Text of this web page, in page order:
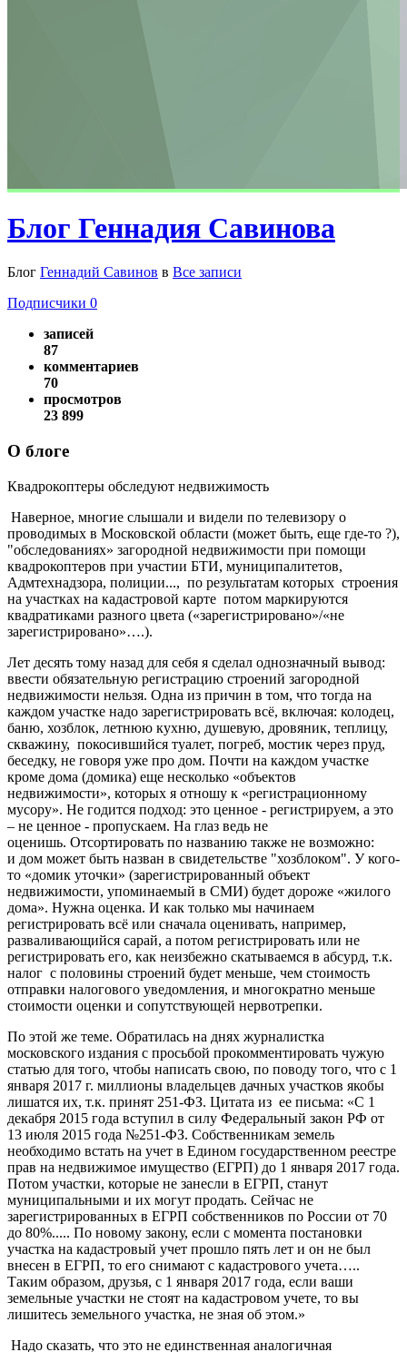
Блог Геннадия Савинова
Блог Геннадий Савинов в Все записи
Подписчики 0
записей
87
комментариев
70
просмотров
23 899
О блоге
Квадрокоптеры обследуют недвижимость
Наверное, многие слышали и видели по телевизору о
проводимых в Московской области (может быть, еще где-то ?),
"обследованиях» загородной недвижимости при помощи
квадрокоптеров при участии БТИ, муниципалитетов,
Адмтехнадзора, полиции..., по результатам которых строения
на участках на кадастровой карте потом маркируются
квадратиками разного цвета («зарегистрировано»/«не
зарегистрировано»….).
Лет десять тому назад для себя я сделал однозначный вывод:
ввести обязательную регистрацию строений загородной
недвижимости нельзя. Одна из причин в том, что тогда на
каждом участке надо зарегистрировать всё, включая: колодец,
баню, хозблок, летнюю кухню, душевую, дровяник, теплицу,
скважину, покосившийся туалет, погреб, мостик через пруд,
беседку, не говоря уже про дом. Почти на каждом участке
кроме дома (домика) еще несколько «объектов
недвижимости», которых я отношу к «регистрационному
мусору». Не годится подход: это ценное - регистрируем, а это
– не ценное - пропускаем. На глаз ведь не
оценишь. Отсортировать по названию также не возможно:
и дом может быть назван в свидетельстве "хозблоком". У кого-
то «домик уточки» (зарегистрированный объект
недвижимости, упоминаемый в СМИ) будет дороже «жилого
дома». Нужна оценка. И как только мы начинаем
регистрировать всё или сначала оценивать, например,
разваливающийся сарай, а потом регистрировать или не
регистрировать его, как неизбежно скатываемся в абсурд, т.к.
налог с половины строений будет меньше, чем стоимость
отправки налогового уведомления, и многократно меньше
стоимости оценки и сопутствующей нервотрепки.
По этой же теме. Обратилась на днях журналистка
московского издания с просьбой прокомментировать чужую
статью для того, чтобы написать свою, по поводу того, что с 1
января 2017 г. миллионы владельцев дачных участков якобы
лишатся их, т.к. принят 251-ФЗ. Цитата из ее письма: «С 1
декабря 2015 года вступил в силу Федеральный закон РФ от
13 июля 2015 года №251-ФЗ. Собственникам земель
необходимо встать на учет в Едином государственном реестре
прав на недвижимое имущество (ЕГРП) до 1 января 2017 года.
Потом участки, которые не занесли в ЕГРП, станут
муниципальными и их могут продать. Сейчас не
зарегистрированных в ЕГРП собственников по России от 70
до 80%..... По новому закону, если с момента постановки
участка на кадастровый учет прошло пять лет и он не был
внесен в ЕГРП, то его снимают с кадастрового учета…..
Таким образом, друзья, с 1 января 2017 года, если ваши
земельные участки не стоят на кадастровом учете, то вы
лишитесь земельного участка, не зная об этом.»
Надо сказать, что это не единственная аналогичная